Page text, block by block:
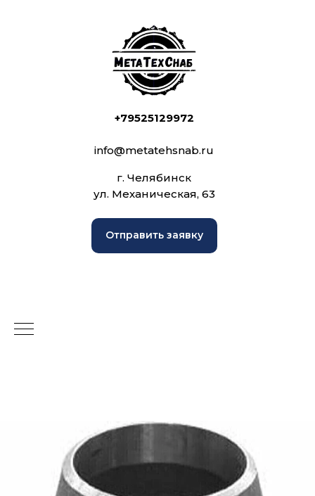
+79525129972
info@metatehsnab.ru
г. Челябинск
ул. Механическая, 63
Отправить заявку